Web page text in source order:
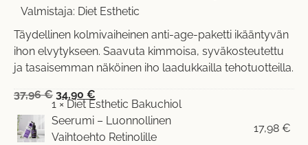
Valmistaja: Diet Esthetic
Täydellinen kolmivaiheinen anti-age-paketti ikääntyvän
ihon elvytykseen. Saavuta kimmoisa, syväkosteutettu
ja tasaisemman näköinen iho laadukkailla tehotuotteilla.
37,96€ 34,90 €
1 × Diet Esthetic Bakuchiol
Seerumi – Luonnollinen
Vaihtoehto Retinolille
17,98 €